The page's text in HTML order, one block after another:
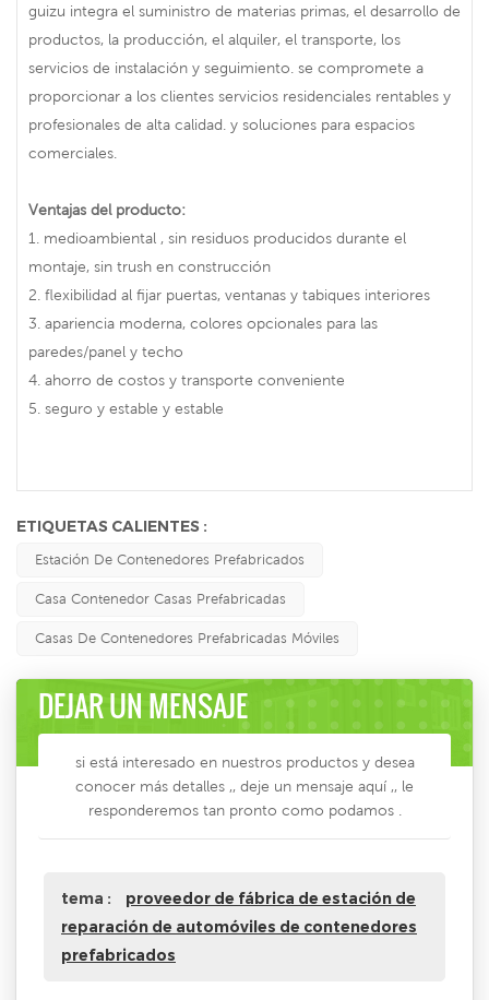
guizu integra el suministro de materias primas, el desarrollo de
productos, la producción, el alquiler, el transporte, los
servicios de instalación y seguimiento. se compromete a
proporcionar a los clientes servicios residenciales rentables y
profesionales de alta calidad. y soluciones para espacios
comerciales.
Ventajas del producto:
1. medioambiental , sin residuos producidos durante el
montaje, sin trush en construcción
2. flexibilidad al fijar puertas, ventanas y tabiques interiores
3. apariencia moderna, colores opcionales para las
paredes/panel y techo
4. ahorro de costos y transporte conveniente
5. seguro y estable y estable
ETIQUETAS CALIENTES :
Estación De Contenedores Prefabricados
Casa Contenedor Casas Prefabricadas
Casas De Contenedores Prefabricadas Móviles
DEJAR UN MENSAJE
si está interesado en nuestros productos y desea
conocer más detalles ,, deje un mensaje aquí ,, le
responderemos tan pronto como podamos .
tema :
proveedor de fábrica de estación de
reparación de automóviles de contenedores
prefabricados